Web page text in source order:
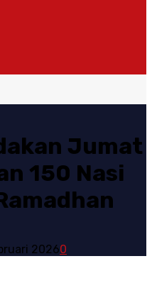
Jumat
150 Nasi
20260